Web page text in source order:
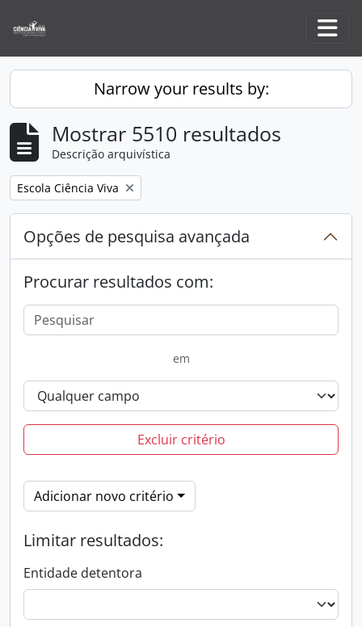
Narrow your results by:
Mostrar 5510 resultados
Descrição arquivística
Remove filter:
Escola Ciência Viva
Opções de pesquisa avançada
Procurar resultados com:
em
Excluir critério
Adicionar novo critério
Limitar resultados:
Entidade detentora